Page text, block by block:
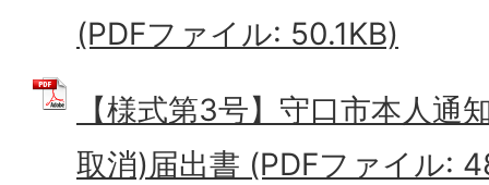
(PDFファイル: 50.1KB)
【様式第3号】守口市本人通
取消)届出書 (PDFファイル: